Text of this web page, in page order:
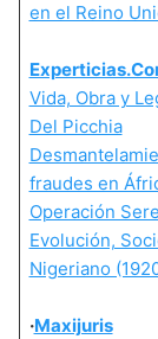
en el Reino
Vida, Obra y
Del Picchia
fraudes en
Operación
Evolución,
Nigeriano
·Maxijuris